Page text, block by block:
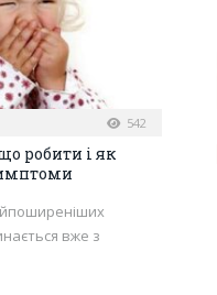
542
робити і як
вже з